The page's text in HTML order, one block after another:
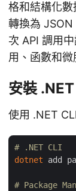
格和結構化
轉換為
次 API 調用
用、函數和微
安裝
使用 .NET
# .NET CLI
dotnet add
# Package